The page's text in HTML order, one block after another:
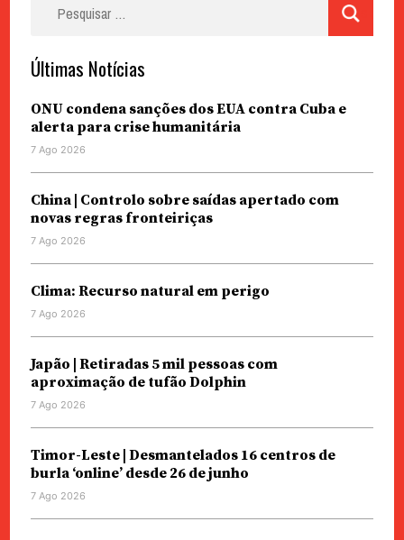
Últimas Notícias
ONU condena sanções dos EUA contra Cuba e
alerta para crise humanitária
7 Ago 2026
China | Controlo sobre saídas apertado com
novas regras fronteiriças
7 Ago 2026
Clima: Recurso natural em perigo
7 Ago 2026
Japão | Retiradas 5 mil pessoas com
aproximação de tufão Dolphin
7 Ago 2026
Timor-Leste | Desmantelados 16 centros de
burla ‘online’ desde 26 de junho
7 Ago 2026